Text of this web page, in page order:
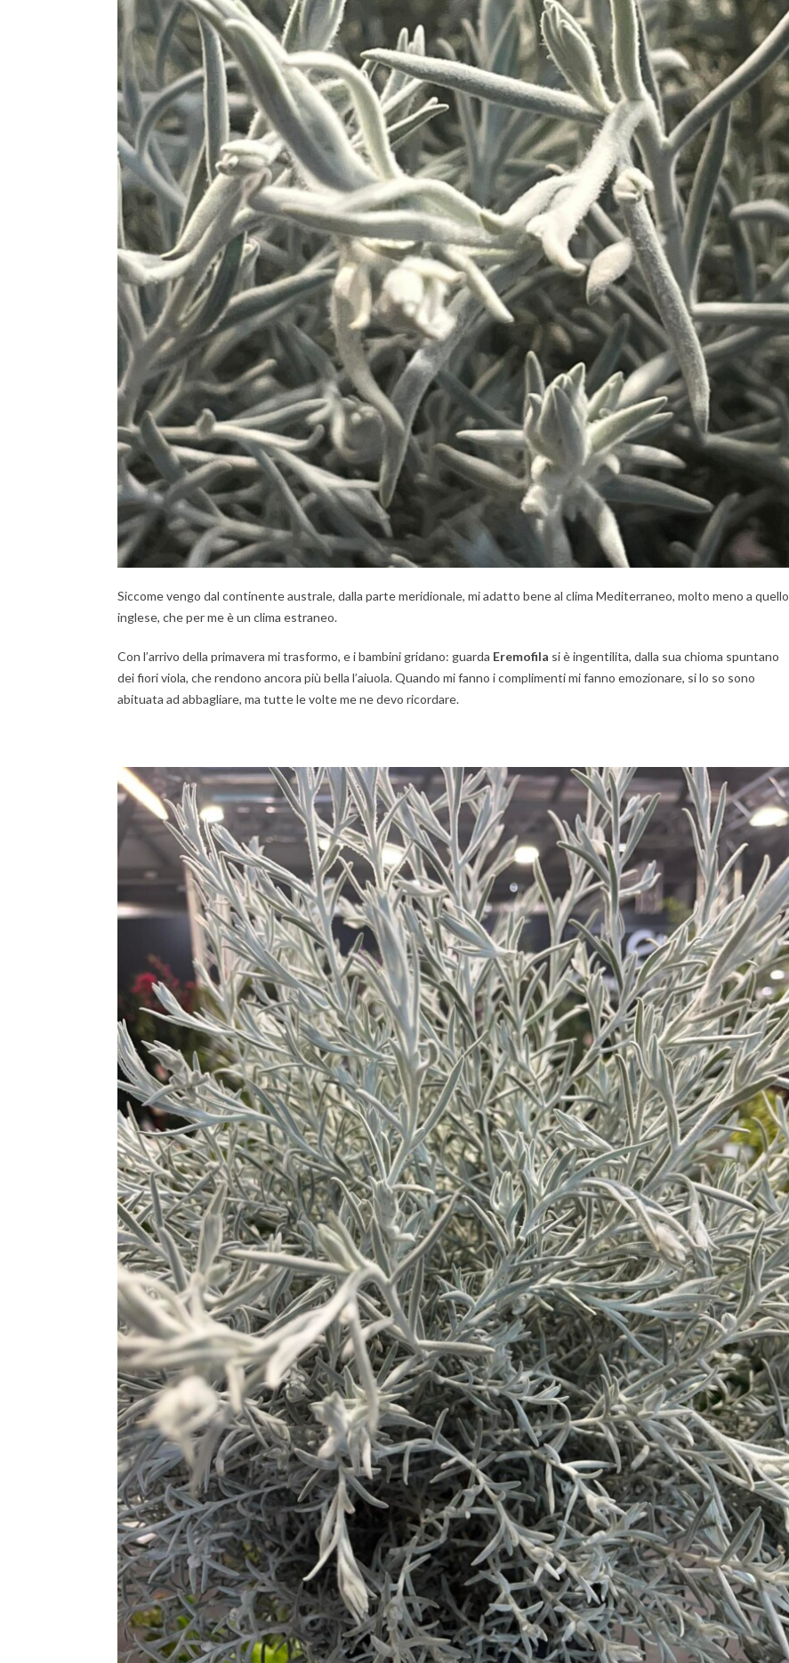
Siccome vengo dal continente australe, dalla parte meridionale, mi adatto bene al clima Mediterraneo, molto meno a quello
inglese, che per me è un clima estraneo.
Con l’arrivo della primavera mi trasformo, e i bambini gridano: guarda Eremofila si è ingentilita, dalla sua chioma spuntano
dei fiori viola, che rendono ancora più bella l’aiuola. Quando mi fanno i complimenti mi fanno emozionare, si lo so sono
abituata ad abbagliare, ma tutte le volte me ne devo ricordare.